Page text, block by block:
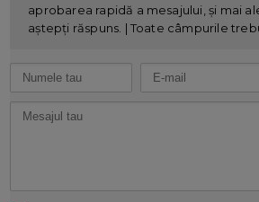
aprobarea rapidă a mesajului, și mai
aștepți răspuns. | Toate câmpurile